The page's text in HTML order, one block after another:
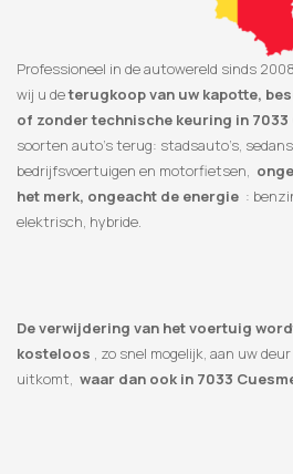
Professioneel in de autowereld sinds
wij u deterugkoop van uw kapotte,
of zonder technische keuring in 7033
soorten auto’s terug: stadsauto’s,
bedrijfsvoertuigen en motorfietsen,
het merk, ongeacht de energie :
elektrisch, hybride.
De verwijdering van het voertuig
kosteloos , zo snel mogelijk, aan uw
uitkomt, waar dan ook in 7033